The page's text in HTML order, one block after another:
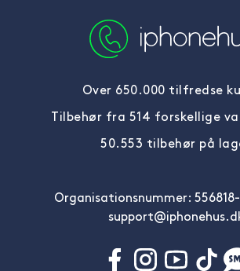
Over 650.000 tilfredse
Tilbehør fra 514 forskellige
50.553 tilbehør på
Organisationsnummer: